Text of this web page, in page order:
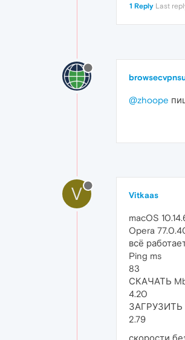
1 Reply Last
@zhoope
V Vitkaas
macOS
Opera
всё
Ping ms
83
СКАЧАТЬ
4.20
ЗАГРУЗИТЬ
2.79
скорости